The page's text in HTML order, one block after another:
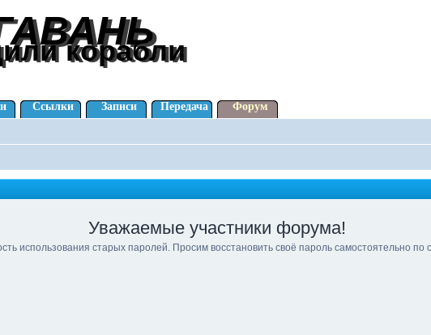
корабли
корабли
Ссылки Записи Передача Форум
Уважаемые участники форума!
использования старых паролей. Просим восстановить своё пароль самостоятельно по